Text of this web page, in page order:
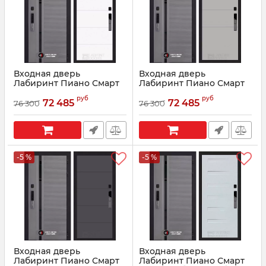
Входная дверь
Лабиринт Пиано Смарт
2.0 - 13 Белый софт
Артикул: 210026
76 300 72 485 руб
Входная дверь
Лабиринт Пиано Смарт
2.0 - 13 Грей софт
Артикул: 210029
76 300 72 485 руб
-5 %
Входная дверь
Лабиринт Пиано Смарт
-5 %
Входная дверь
Лабиринт Пиано Смарт